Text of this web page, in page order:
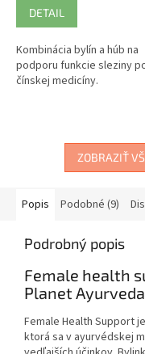
DETAIL
Kombinácia bylín a húb na
podporu funkcie sleziny
čínskej medicíny.
ZOBRAZIŤ
Popis Podobné (9)
Podrobný popis
Female health
Planet
Female Health Support
ktorá sa v ayurvédskej